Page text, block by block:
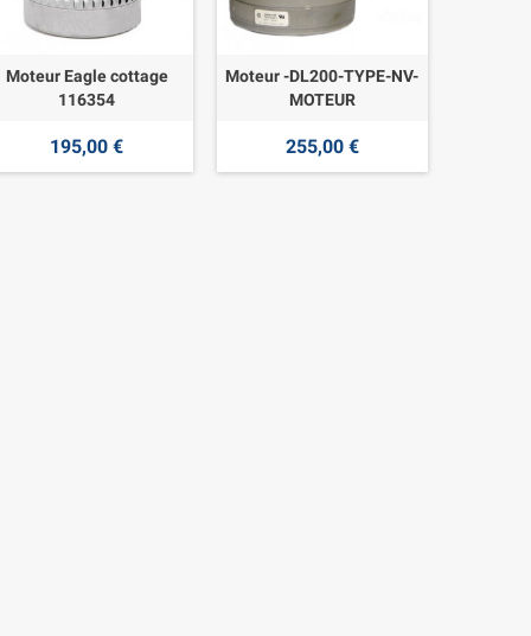
Moteur Eagle cottage
116354
195,00 €
Moteur -DL200-TYPE-NV-
MOTEUR
255,00 €